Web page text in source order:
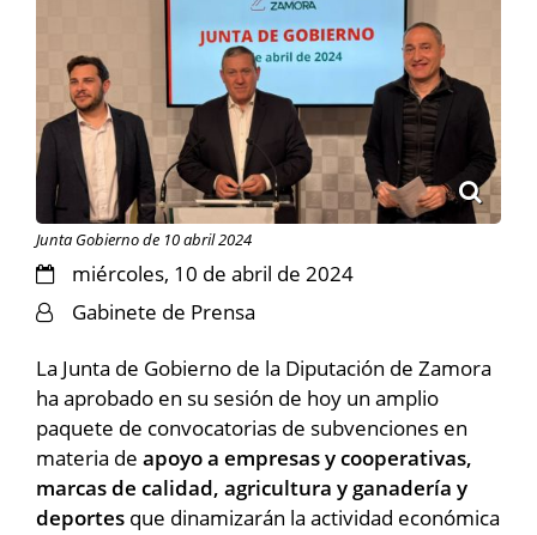
Junta Gobierno de 10 abril 2024
miércoles, 10 de abril de 2024
Gabinete de Prensa
La Junta de Gobierno de la Diputación de Zamora
ha aprobado en su sesión de hoy un amplio
paquete de convocatorias de subvenciones en
materia de apoyo a empresas y cooperativas,
marcas de calidad, agricultura y ganadería y
deportes que dinamizarán la actividad económica